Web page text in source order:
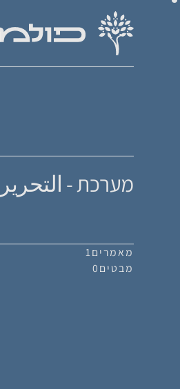
מערכת - التحرير
מאמרים1
מבטים0